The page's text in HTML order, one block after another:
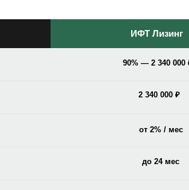
ИФТ Лизинг
90% — 2 340 000
2 340 000 ₽
от 2% / мес
до 24 мес
ИФТ Лизинг
90% — 2 340 000
2 340 000 ₽
от 2% / мес
до 24 мес